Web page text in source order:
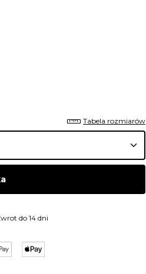
Tabela rozmiarów
do 14 dni